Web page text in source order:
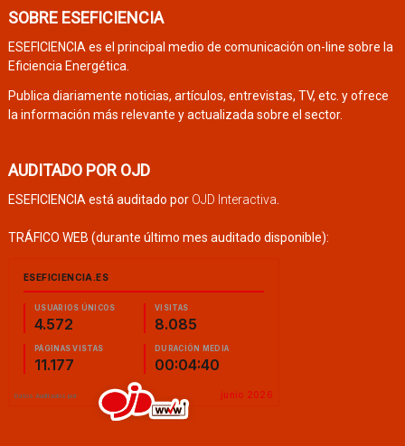
SOBRE ESEFICIENCIA
ESEFICIENCIA es el principal medio de comunicación on-line sobre la
Eficiencia Energética.
Publica diariamente noticias, artículos, entrevistas, TV, etc. y ofrece
la información más relevante y actualizada sobre el sector.
AUDITADO POR OJD
ESEFICIENCIA está auditado por OJD Interactiva
TRÁFICO WEB (durante último mes auditado disponible):